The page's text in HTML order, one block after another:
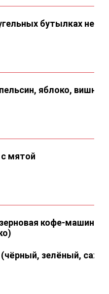
бутылках
яблоко, вишня)
мятой
кофе-машина,
зелёный,